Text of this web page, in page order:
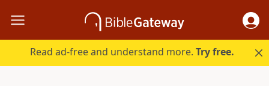
Read ad-free and understand more.Try free.